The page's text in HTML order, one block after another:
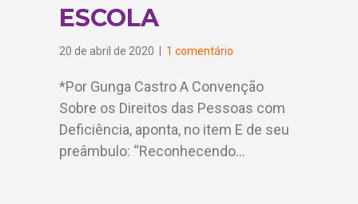
ESCOLA
20 de abril de 2020 1 comentário
*Por Gunga Castro A Convenção
Sobre os Direitos das Pessoas com
Deficiência, aponta, no item E de seu
preâmbulo: “Reconhecendo…